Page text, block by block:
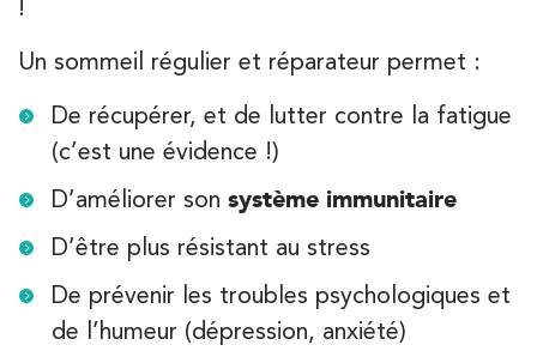
!
Un sommeil régulier et réparateur permet :
De récupérer, et de lutter contre la fatigue
(c’est une évidence !)
D’améliorer son système immunitaire
D’être plus résistant au stress
De prévenir les troubles psychologiques et
de l’humeur (dépression, anxiété)